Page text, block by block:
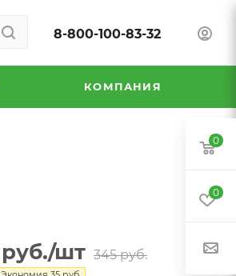
8-800-100-83-32
КОМПАНИЯ
руб./шт 345руб.
0
0